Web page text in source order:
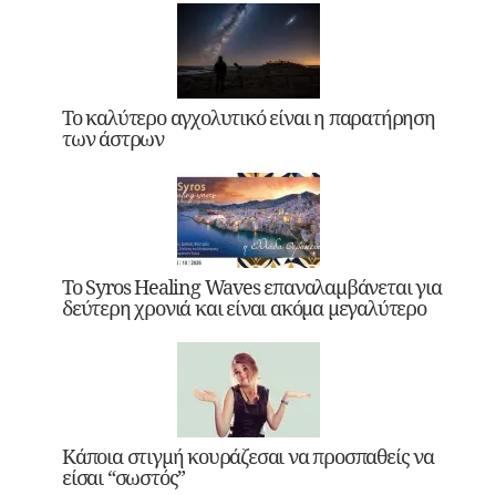
Το καλύτερο αγχολυτικό είναι η παρατήρηση
των άστρων
Το Syros Healing Waves επαναλαμβάνεται για
δεύτερη χρονιά και είναι ακόμα μεγαλύτερο
Κάποια στιγμή κουράζεσαι να προσπαθείς να
είσαι “σωστός”